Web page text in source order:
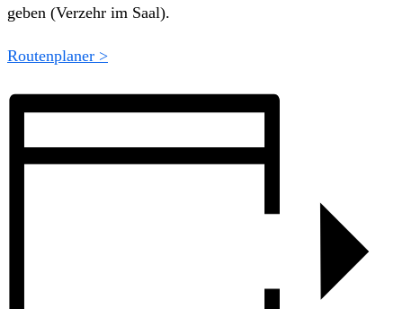
geben (Verzehr im Saal).
Routenplaner >